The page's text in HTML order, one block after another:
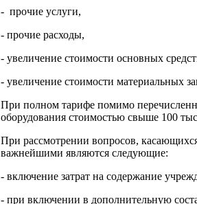
- прочие услуги,
- прочие расходы,
- увеличение стоимости основных
- увеличение стоимости материальных
При полном тарифе помимо
оборудования стоимостью свыше 100
При рассмотрении вопросов,
важнейшими являются следующие:
- включение затрат на содержание
- при включении в дополнительную